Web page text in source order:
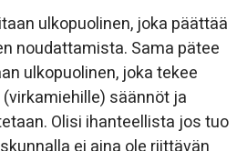
ulkopuolinen, joka päättää
noudattamista. Sama pätee
ulkopuolinen, joka tekee
säännöt ja
Olisi ihanteellista jos tuo